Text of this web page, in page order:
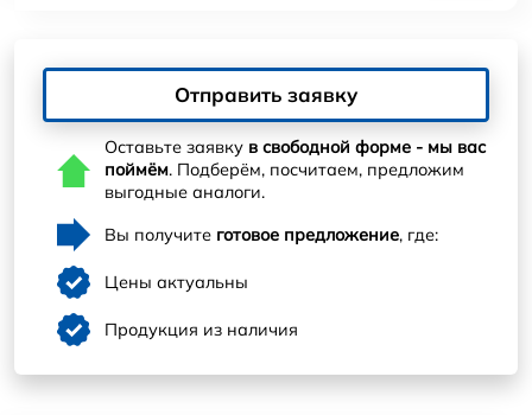
Отправить заявку
Оставьте заявку в свободной форме - мы вас
поймём. Подберём, посчитаем, предложим
выгодные аналоги.
Вы получите готовое предложение, где:
Цены актуальны
Продукция из наличия